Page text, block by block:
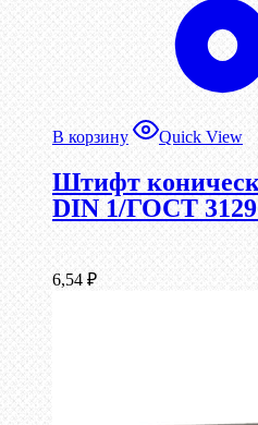
В корзину Quick View
Штифт
DIN 1/ГОСТ 3129
6,54 ₽